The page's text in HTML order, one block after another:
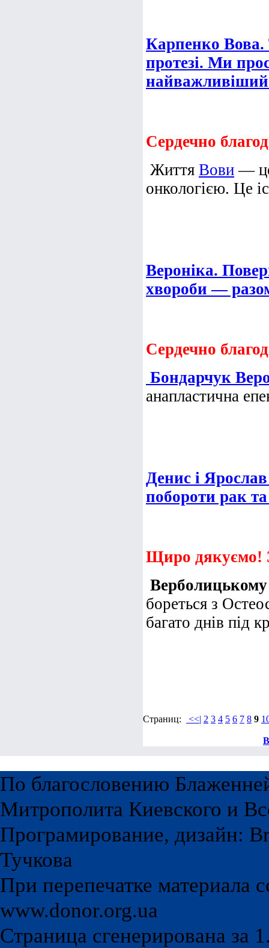
Карпенко Вова.
протезі. Ми
Сердечно
Життя Вови —
онкологією. Це
Вероніка.
хвороби —
Сердечно
Бондарчук
анапластична
Денис і
побороти рак
Щиро дякуємо!
бореться з
багато днів під
Страниц: <<| 2 3 4 5 6 7 8 9
По благословению
Митрополита Киевского и
Програмирование, дизайн:
Тучкова
При перепечатке материала
www.donor.org.ua
Страница сгенерирована за